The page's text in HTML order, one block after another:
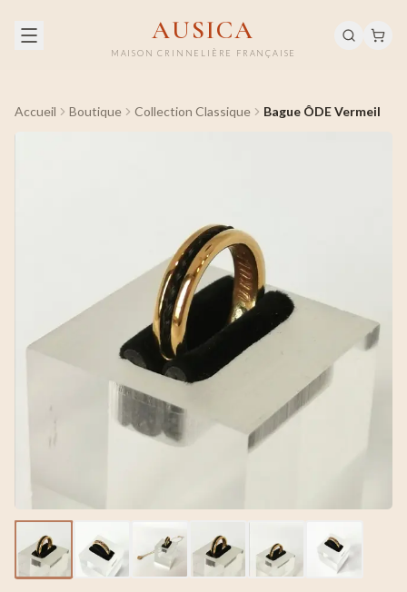
AUSICA
MAISON CRINNELIÈRE FRANÇAISE
Accueil Boutique Collection Classique Bague ÔDE Vermeil